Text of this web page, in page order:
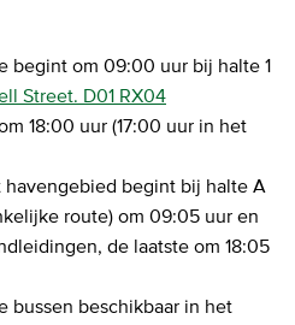
begint om 09:00 uur bij halte 1
Street. D01 RX04
18:00 uur (17:00 uur in het
begint bij halte A
route) om 09:05 uur en
de laatste om 18:05
bussen beschikbaar in het